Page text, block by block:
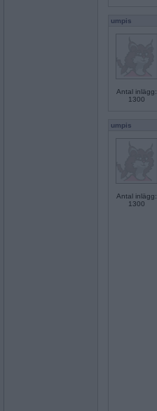
umpis
Antal inlägg:
1300
umpis
Antal inlägg:
1300